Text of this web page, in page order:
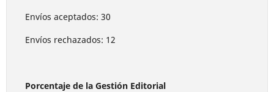
Envíos aceptados: 30
Envíos rechazados: 12
Porcentaje de la Gestión Editorial